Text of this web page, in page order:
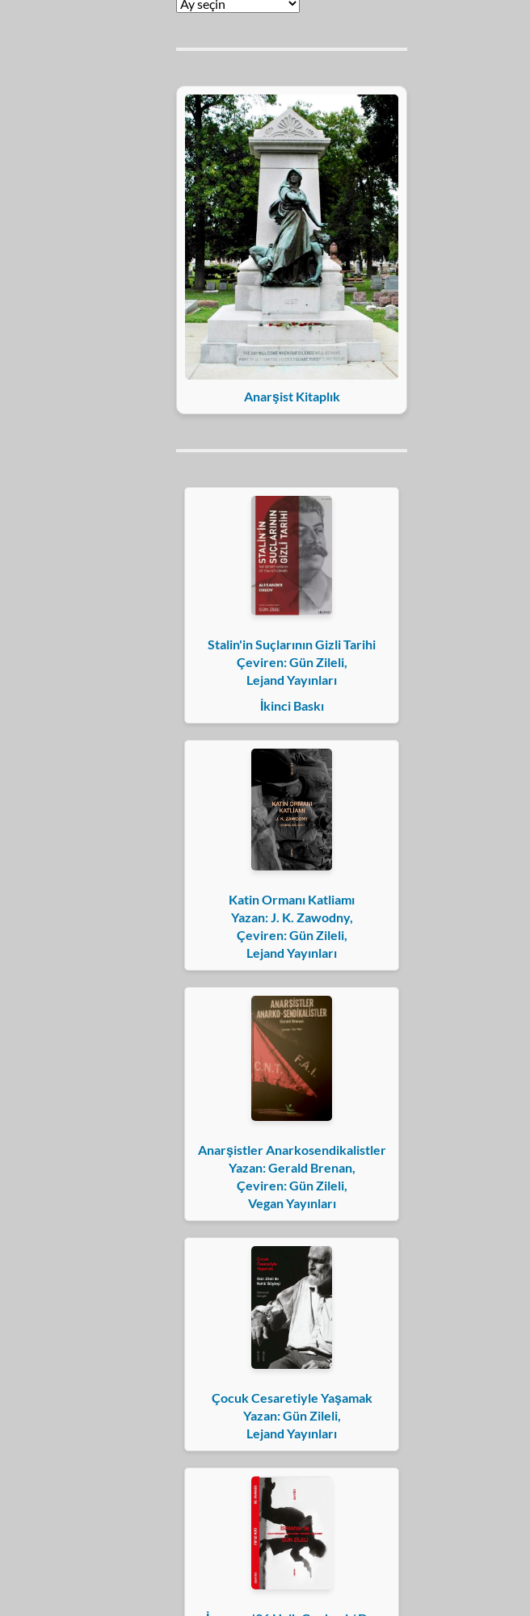
Anarşist Kitaplık
Stalin'in Suçlarının Gizli Tarihi
Çeviren: Gün Zileli,
Lejand Yayınları
İkinci Baskı
Katin Ormanı Katliamı
Yazan: J. K. Zawodny,
Çeviren: Gün Zileli,
Lejand Yayınları
Anarşistler Anarkosendikalistler
Yazan: Gerald Brenan,
Çeviren: Gün Zileli,
Vegan Yayınları
Çocuk Cesaretiyle Yaşamak
Yazan: Gün Zileli,
Lejand Yayınları